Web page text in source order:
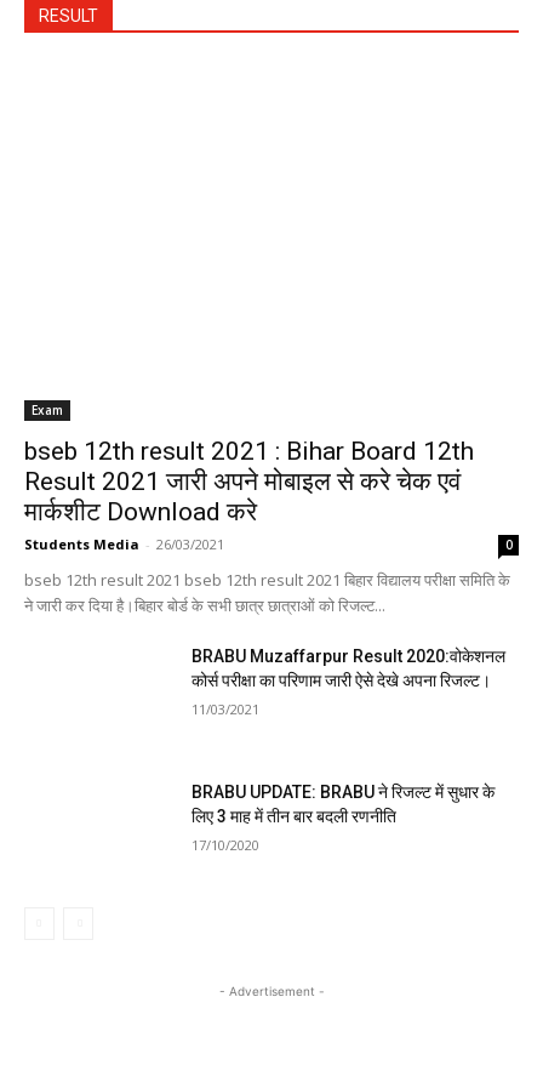
RESULT
Exam
bseb 12th result 2021 : Bihar Board 12th
Result 2021 जारी अपने मोबाइल से करे चेक एवं
मार्कशीट Download करे
Students Media - 26/03/2021 0
bseb 12th result 2021 bseb 12th result 2021 बिहार विद्यालय परीक्षा समिति के
ने जारी कर दिया है।बिहार बोर्ड के सभी छात्र छात्राओं को रिजल्ट...
BRABU Muzaffarpur Result 2020:वोकेशनल
कोर्स परीक्षा का परिणाम जारी ऐसे देखे अपना रिजल्ट।
11/03/2021
BRABU UPDATE: BRABU ने रिजल्ट में सुधार के
लिए 3 माह में तीन बार बदली रणनीति
17/10/2020
- Advertisement -